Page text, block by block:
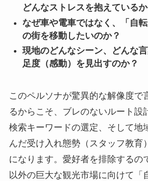
どんなストレスを抱えているか
なぜ車や電車ではなく、「自
の街を移動したいのか？
現地のどんなシーン、どんな
足度（感動）を見出すのか？
このペルソナが驚異的な解像度で
るからこそ、ブレのないルート設
検索キーワードの選定、そして地
んだ受け入れ態勢（スタッフ教育
になります。愛好者を排除するの
以外の巨大な観光市場に向けて「